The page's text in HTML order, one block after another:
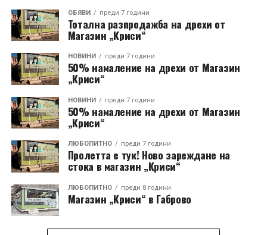
ОБЯВИ преди 7 години
Тотална разпродажба на дрехи от
Магазин „Криси“
НОВИНИ преди 7 години
50% намаление на дрехи от Магазин
„Криси“
НОВИНИ преди 7 години
50% намаление на дрехи от Магазин
„Криси“
ЛЮБОПИТНО преди 7 години
Пролетта е тук! Ново зареждане на
стока в магазин „Криси“
ЛЮБОПИТНО преди 8 години
Магазин „Криси“ в Габрово